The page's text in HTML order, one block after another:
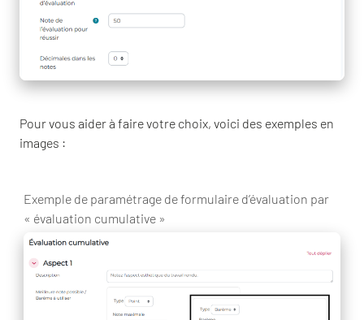
Pour vous aider à faire votre choix, voici des exemples en
images :
Exemple de paramétrage de formulaire d’évaluation par
« évaluation cumulative »